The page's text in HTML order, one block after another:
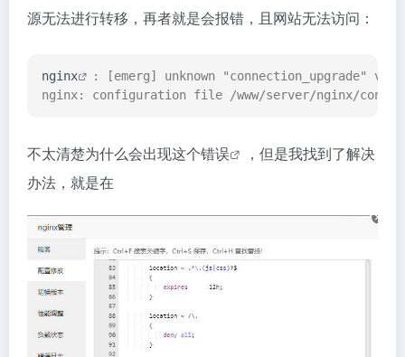
源无法进行转移，再者就是会报错，且网站无法访问：
nginx
: [emerg] unknown "connection_upgrade"
nginx: configuration file /www/server/nginx/
不太清楚为什么会出现这个错误
，但是我找到了解决
办法，就是在